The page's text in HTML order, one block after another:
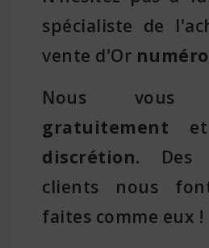
spécialiste de
vente d'Or
Nous vous
gratuitement
discrétion. Des
clients nous
faites comme eux !